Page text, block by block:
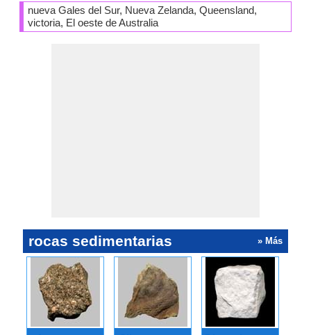
nueva Gales del Sur, Nueva Zelanda, Queensland,
victoria, El oeste de Australia
rocas sedimentarias » Más